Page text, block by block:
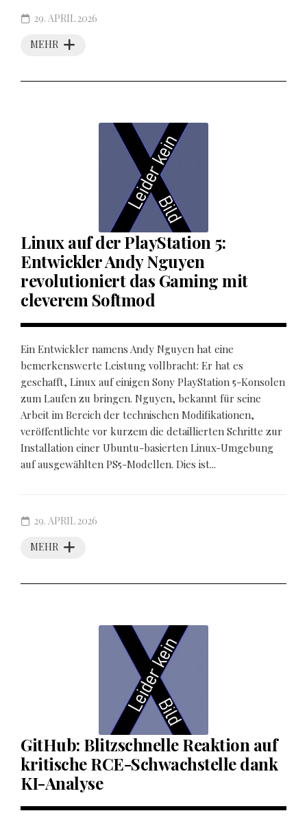
MEHR
29. APRIL 2026
Linux auf der PlayStation 5:
Entwickler Andy Nguyen
revolutioniert das Gaming mit
cleverem Softmod
Ein Entwickler namens Andy Nguyen hat eine
bemerkenswerte Leistung vollbracht: Er hat es
geschafft, Linux auf einigen Sony PlayStation 5-Konsolen
zum Laufen zu bringen. Nguyen, bekannt für seine
Arbeit im Bereich der technischen Modifikationen,
veröffentlichte vor kurzem die detaillierten Schritte zur
Installation einer Ubuntu-basierten Linux-Umgebung
auf ausgewählten PS5-Modellen. Dies ist...
MEHR
29. APRIL 2026
GitHub: Blitzschnelle Reaktion auf
kritische RCE-Schwachstelle dank
KI-Analyse